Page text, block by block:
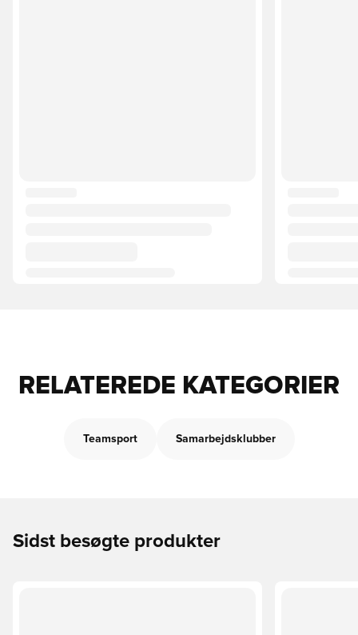
RELATEREDE KATEGORIER
Teamsport Samarbejdsklubber
Sidst besøgte produkter